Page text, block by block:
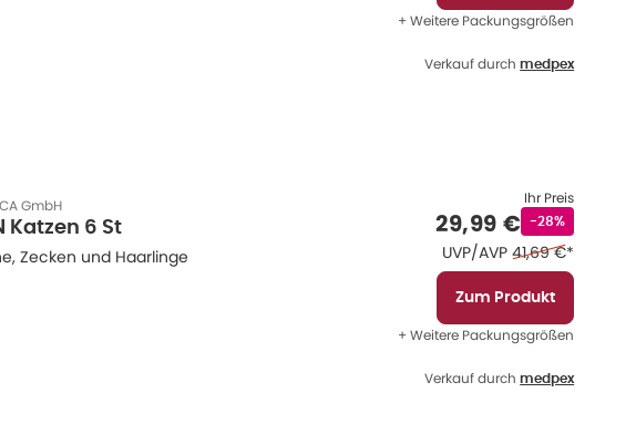
+ Weitere Packungsgrößen
Verkauf durch medpex
GmbH
Katzen 6 St
Zecken und Haarlinge
Ihr Preis
Verkaufspreis
29,99 €Rabattstempel
-28%
UVP/AVP Ehemaliger
41,69 €*
Zum Produkt
+ Weitere Packungsgrößen
Verkauf durch medpex